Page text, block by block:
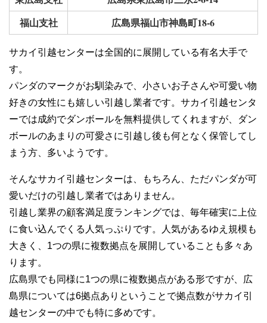
福山支社
広島県福山市神島町18-6
サカイ引越センターは全国的に展開している有名大手で
す。
パンダのマークがお馴染みで、小さいお子さんや可愛い物
好きの女性にも嬉しい引越し業者です。サカイ引越センタ
ーでは成約でダンボールを無料提供してくれますが、ダン
ボールのあまりの可愛さに引越し後も何となく保管してし
まう方、多いようです。
そんなサカイ引越センターは、もちろん、ただパンダが可
愛いだけの引越し業者ではありません。
引越し業界の顧客満足度ランキングでは、毎年確実に上位
に食い込んでくる人気っぷりです。人気があるゆえ規模も
大きく、1つの県に複数拠点を展開していることも多々あ
ります。
広島県でも同様に1つの県に複数拠点がある形ですが、広
島県については6拠点ありということで拠点数がサカイ引
越センターの中でも特に多めです。